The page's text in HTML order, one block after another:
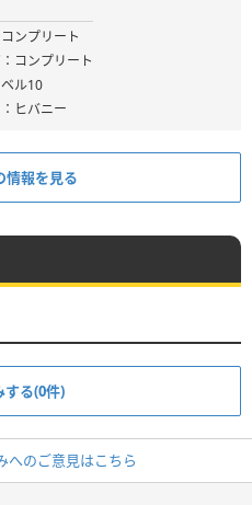
ンプリート
コンプリート
ル10
ヒバニー
情報を見る
する(0件)
へのご意見はこちら